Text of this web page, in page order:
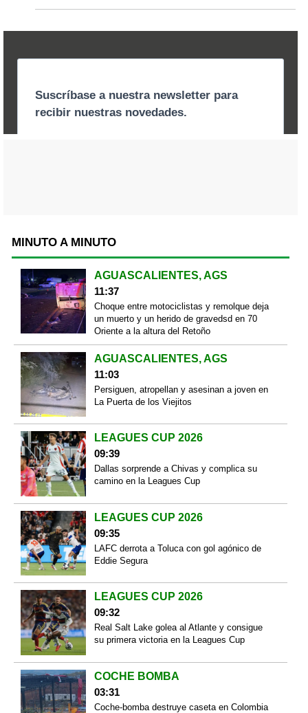
MINUTO A MINUTO
AGUASCALIENTES, AGS
11:37
Choque entre motociclistas y remolque deja
un muerto y un herido de gravedsd en 70
Oriente a la altura del Retoño
AGUASCALIENTES, AGS
11:03
Persiguen, atropellan y asesinan a joven en
La Puerta de los Viejitos
LEAGUES CUP 2026
09:39
Dallas sorprende a Chivas y complica su
camino en la Leagues Cup
LEAGUES CUP 2026
09:35
LAFC derrota a Toluca con gol agónico de
Eddie Segura
LEAGUES CUP 2026
09:32
Real Salt Lake golea al Atlante y consigue
su primera victoria en la Leagues Cup
COCHE BOMBA
03:31
Coche-bomba destruye caseta en Colombia